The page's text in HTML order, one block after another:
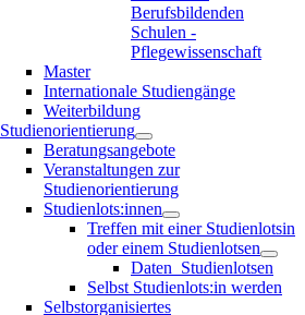
Berufsbildenden
Schulen -
Pflegewissenschaft
Master
Internationale Studiengänge
Weiterbildung
Studienorientierung
Beratungsangebote
Veranstaltungen zur
Studienorientierung
Studienlots:innen
Treffen mit einer Studienlotsin
oder einem Studienlotsen
Daten_Studienlotsen
Selbst Studienlots:in werden
Selbstorganisiertes